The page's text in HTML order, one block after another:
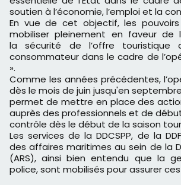
soutien à l’économie, l’emploi et la
En vue de cet objectif, les
mobiliser pleinement en faveur
la sécurité de l’offre touristique
consommateur dans le cadre de
».
Comme les années précédentes,
dès le mois de juin jusqu'en
permet de mettre en place des
auprès des professionnels et de
contrôle dès le début de la saison
Les services de la DDCSPP, de la
des affaires maritimes au sein de la
(ARS), ainsi bien entendu que la
police, sont mobilisés pour assurer